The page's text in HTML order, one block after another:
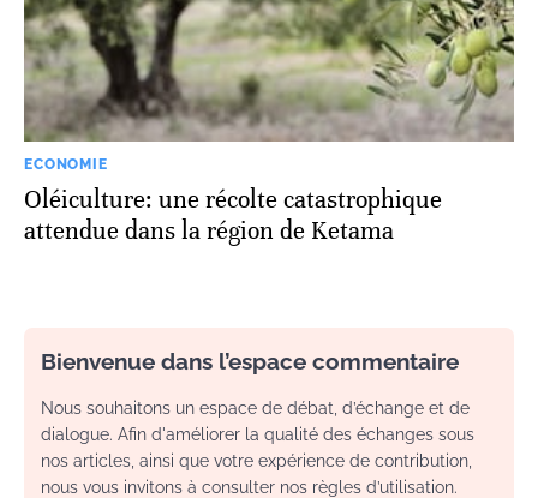
ECONOMIE
Oléiculture: une récolte catastrophique
attendue dans la région de Ketama
Bienvenue dans l’espace commentaire
Nous souhaitons un espace de débat, d’échange et de
dialogue. Afin d'améliorer la qualité des échanges sous
nos articles, ainsi que votre expérience de contribution,
nous vous invitons à consulter nos règles d’utilisation.